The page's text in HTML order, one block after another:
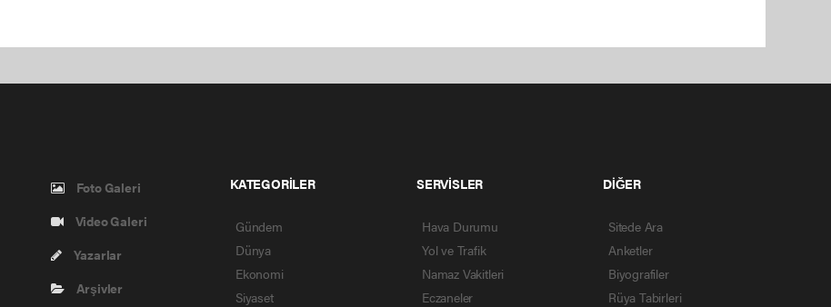
Foto Galeri
Video Galeri
Yazarlar
Arşivler
KATEGORİLER
Gündem
Dünya
Ekonomi
Siyaset
SERVİSLER
Hava Durumu
Yol ve Trafik
Namaz Vakitleri
Eczaneler
DİĞER
Sitede Ara
Anketler
Biyografiler
Rüya Tabirleri